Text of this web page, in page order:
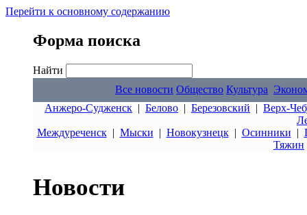
Перейти к основному содержанию
Форма поиска
Найти
Все новости Общество Культура
Анжеро-Судженск | Белово | Березовский | Верх-
Междуреченск| Мыски | Новокузнецк| Осинники |
Тяжин
Новости